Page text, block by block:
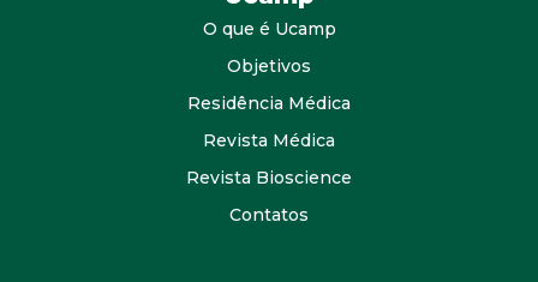
O que é Ucamp
Objetivos
Residência Médica
Revista Médica
Revista Bioscience
Contatos